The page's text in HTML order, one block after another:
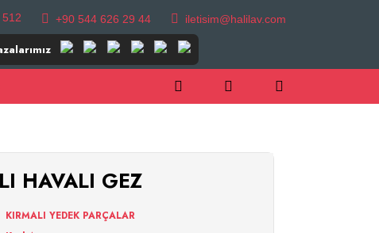
+90 544 626 29 44 iletisim@halilav.com
HAVALI GEZ
KIRMALI YEDEK PARÇALAR